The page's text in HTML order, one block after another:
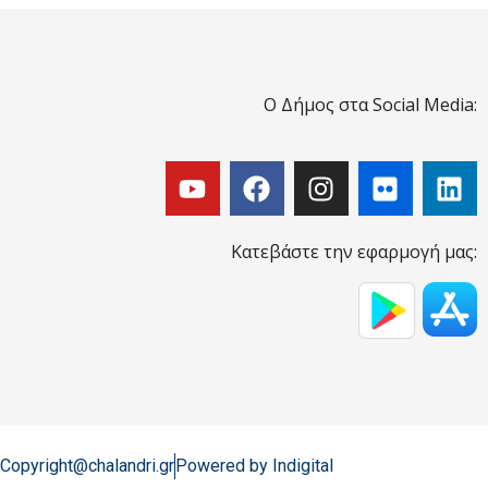
Ο Δήμος στα Social Media:
Κατεβάστε την εφαρμογή μας:
Copyright@chalandri.grPowered by Indigital